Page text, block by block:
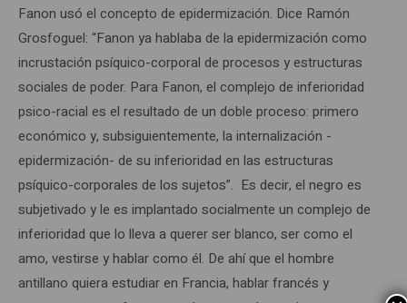
Fanon usó el concepto de epidermización. Dice Ramón
Grosfoguel: “Fanon ya hablaba de la epidermización como
incrustación psíquico-corporal de procesos y estructuras
sociales de poder. Para Fanon, el complejo de inferioridad
psico-racial es el resultado de un doble proceso: primero
económico y, subsiguientemente, la internalización -
epidermización- de su inferioridad en las estructuras
psíquico-corporales de los sujetos”. Es decir, el negro es
subjetivado y le es implantado socialmente un complejo de
inferioridad que lo lleva a querer ser blanco, ser como el
amo, vestirse y hablar como él. De ahí que el hombre
antillano quiera estudiar en Francia, hablar francés y